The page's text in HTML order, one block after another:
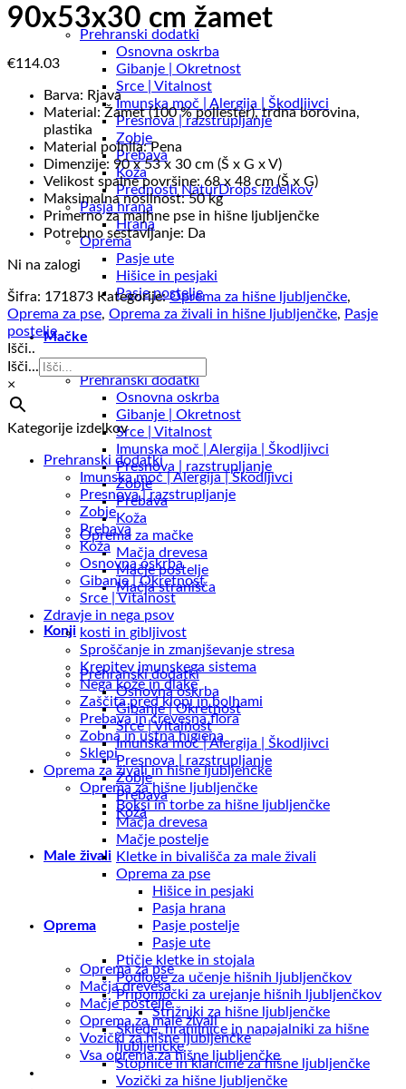
Prehranski dodatki
Osnovna oskrba
Gibanje | Okretnost
Srce | Vitalnost
Imunska moč | Alergija | Škodljivci
Presnova | razstrupljanje
Zobje
Prebava
Koža
Prednosti NaturDrops izdelkov
Pasja hrana
Hrana
Oprema
Pasje ute
Hišice in pesjaki
Pasje postelje
Mačke
Prehranski dodatki
Osnovna oskrba
Gibanje | Okretnost
Srce | Vitalnost
Imunska moč | Alergija | Škodljivci
Presnova | razstrupljanje
Zobje
Prebava
Koža
Oprema za mačke
Mačja drevesa
Mačje postelje
Mačja stranišča
Konji
Prehranski dodatki
Osnovna oskrba
Gibanje | Okretnost
Srce | Vitalnost
Imunska moč | Alergija | Škodljivci
Presnova | razstrupljanje
Zobje
Prebava
Koža
Male živali
Oprema
Oprema za pse
Mačja drevesa
Mačje postelje
Oprema za male živali
Vozički za hišne ljubljenčke
Vsa oprema za hišne ljubljenčke
90x53x30 cm žamet
€114.03
Barva: Rjava
Material: Žamet (100 % poliester), trdna borovina,
plastika
Material polnila: Pena
Dimenzije: 90 x 53 x 30 cm (Š x G x V)
Velikost spalne površine: 68 x 48 cm (Š x G)
Maksimalna nosilnost: 50 kg
Primerno za majhne pse in hišne ljubljenčke
Potrebno sestavljanje: Da
Ni na zalogi
Šifra: 171873 Kategorije:Oprema za hišne ljubljenčke,
Oprema za pse, Oprema za živali in hišne ljubljenčke, Pasje
postelje
Išči..
Išči...
×
Kategorije izdelkov
Prehranski dodatki
Imunska moč | Alergija | Škodljivci
Presnova | razstrupljanje
Zobje
Prebava
Koža
Osnovna oskrba
Gibanje | Okretnost
Srce | Vitalnost
Zdravje in nega psov
kosti in gibljivost
Sproščanje in zmanjševanje stresa
Krepitev imunskega sistema
Nega kože in dlake
Zaščita pred klopi in bolhami
Prebava in črevesna flora
Zobna in ustna higiena
Sklepi
Oprema za živali in hišne ljubljenčke
Oprema za hišne ljubljenčke
Boksi in torbe za hišne ljubljenčke
Mačja drevesa
Mačje postelje
Kletke in bivališča za male živali
Oprema za pse
Hišice in pesjaki
Pasja hrana
Pasje postelje
Pasje ute
Ptičje kletke in stojala
Podloge za učenje hišnih ljubljenčkov
Pripomočki za urejanje hišnih ljubljenčkov
Strižniki za hišne ljubljenčke
Sklede, hranilnice in napajalniki za hišne
ljubljenčke
Stopnice in klančine za hišne ljubljenčke
Vozički za hišne ljubljenčke